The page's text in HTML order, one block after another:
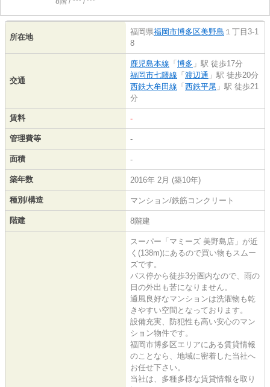
所在地
福岡県福岡市博多区美野島 １丁目3-1
8
交通
鹿児島本線 「 博多 」駅 徒歩17分
福岡市七隈線 「 渡辺通 」駅 徒歩20分
西鉄大牟田線 「 西鉄平尾 」駅 徒歩21
分
賃料 -
管理費等 -
面積 -
築年数 2016年 2月 (築10年)
種別/構造 マンション/鉄筋コンクリート
階建 8階建
スーパー「マミーズ 美野島店」が近
く(138m)にあるので買い物もスムー
ズです。
バス停から徒歩3分圏内なので、雨の
日の外出も苦になりません。
通風良好なマンションは洗濯物も乾
きやすい空間となっております。
設備充実、防犯性も高い安心のマン
ション物件です。
福岡市博多区エリアにある賃貸情報
のことなら、地域に密着した当社へ
お任せ下さい。
当社は、多種多様な賃貸情報を取り